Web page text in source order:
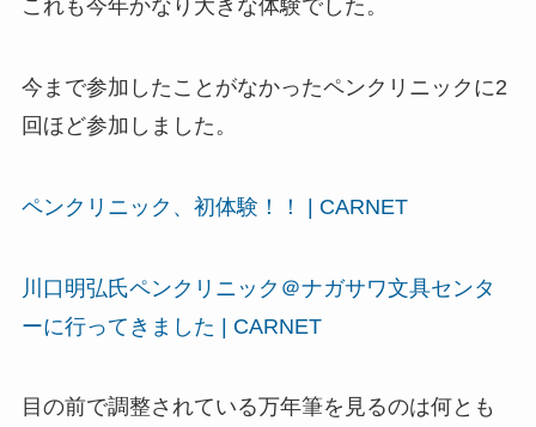
これも今年かなり大きな体験でした。
今まで参加したことがなかったペンクリニックに2
回ほど参加しました。
ペンクリニック、初体験！！ | CARNET
川口明弘氏ペンクリニック＠ナガサワ文具センタ
ーに行ってきました | CARNET
目の前で調整されている万年筆を見るのは何とも